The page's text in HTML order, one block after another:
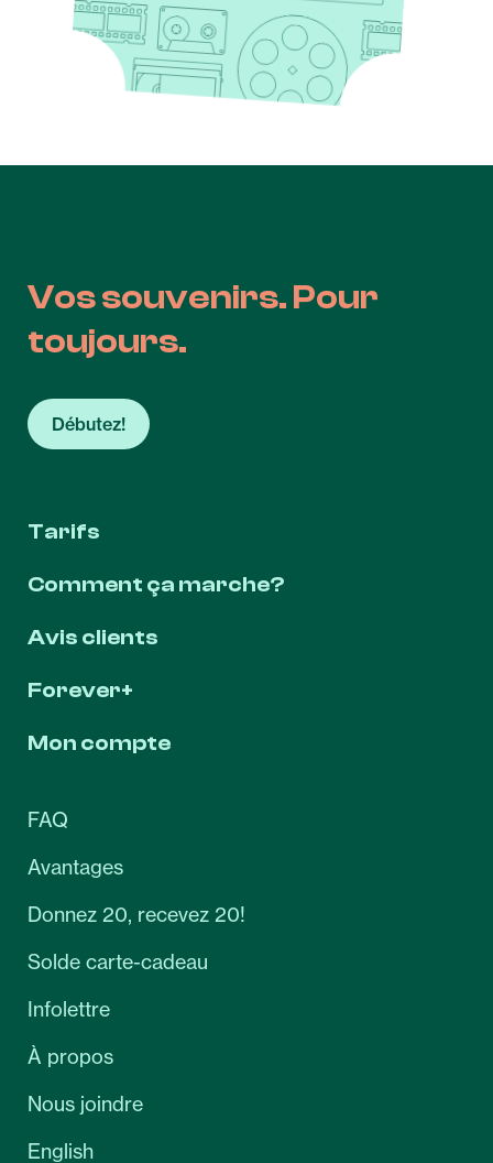
Vos souvenirs. Pour
toujours.
Débutez!
Tarifs
Comment ça marche?
Avis clients
Forever+
Mon compte
FAQ
Avantages
Donnez 20, recevez 20!
Solde carte-cadeau
Infolettre
À propos
Nous joindre
English